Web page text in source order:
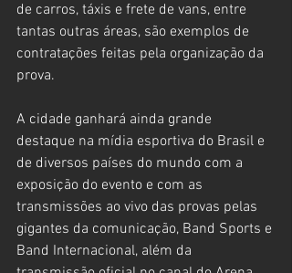
de carros, táxis e frete de vans, entre
tantas outras áreas, são exemplos de
contratações feitas pela organização da
prova.
A cidade ganhará ainda grande
destaque na mídia esportiva do Brasil e
de diversos países do mundo com a
exposição do evento e com as
transmissões ao vivo das provas pelas
gigantes da comunicação, Band Sports e
Band Internacional, além da